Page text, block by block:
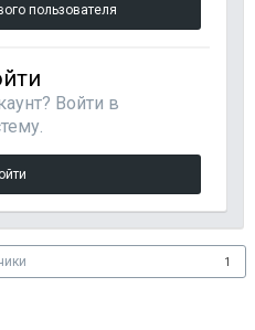
пользователя
Войти в
1